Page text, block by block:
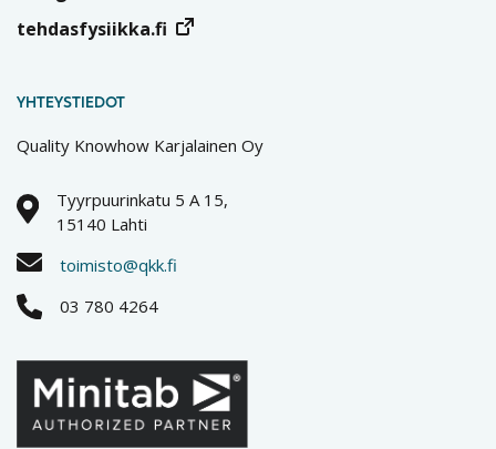
tehdasfysiikka.fi
YHTEYSTIEDOT
Quality Knowhow Karjalainen Oy
Tyyrpuurinkatu 5 A 15,
15140 Lahti
toimisto@qkk.fi
03 780 4264